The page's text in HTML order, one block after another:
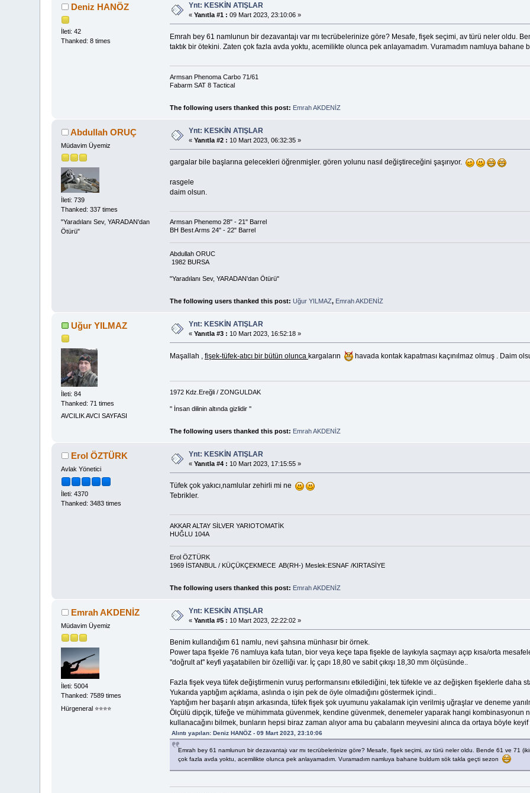
Deniz HANÖZ
İleti: 42
Thanked: 8 times
Ynt: KESKİN ATIŞLAR
«Yanıtla #1 : 09 Mart 2023, 23:10:06 »
Emrah bey 61 namlunun bir dezavantajı var mı tecrübelerinize göre? Mesafe, fişek seçimi, av türü neler oldu.
taktık bir ötekini. Zaten çok fazla avda yoktu, acemilikte olunca pek anlayamadım. Vuramadım namluya bahane
Armsan Phenoma Carbo 71/61
Fabarm SAT 8 Tactical
The following users thanked this post: Emrah AKDENİZ
Abdullah ORUÇ
Müdavim Üyemiz
İleti: 739
Thanked: 337 times
"Yaradılanı Sev, YARADAN'dan
Ötürü"
Ynt: KESKİN ATIŞLAR
«Yanıtla #2 : 10 Mart 2023, 06:32:35 »
gargalar bile başlarına gelecekleri öğrenmişler. gören yolunu nasıl değiştireceğini şaşırıyor.
rasgele
daim olsun.
Armsan Phenemo 28" - 21" Barrel
BH Best Arms 24" - 22" Barrel
Abdullah ORUC
1982 BURSA
"Yaradılanı Sev, YARADAN'dan Ötürü"
The following users thanked this post: Uğur YILMAZ, Emrah AKDENİZ
Uğur YILMAZ
İleti: 84
Thanked: 71 times
AVCILIK AVCI SAYFASI
Ynt: KESKİN ATIŞLAR
«Yanıtla #3 : 10 Mart 2023, 16:52:18 »
Maşallah , fişek-tüfek-atıcı bir bütün olunca kargaların havada kontak kapatması kaçınılmaz olmuş . Daim
1972 Kdz.Ereğli / ZONGULDAK
'' İnsan dilinin altında gizlidir ''
The following users thanked this post: Emrah AKDENİZ
Erol ÖZTÜRK
Avlak Yönetici
İleti: 4370
Thanked: 3483 times
Ynt: KESKİN ATIŞLAR
«Yanıtla #4 : 10 Mart 2023, 17:15:55 »
Tüfek çok yakıcı,namlular zehirli mi ne
Tebrikler.
AKKAR ALTAY SİLVER YARIOTOMATİK
HUĞLU 104A
Erol ÖZTÜRK
1969 İSTANBUL / KÜÇÜKÇEKMECE AB(RH-) Meslek:ESNAF /KIRTASİYE
The following users thanked this post: Emrah AKDENİZ
Emrah AKDENİZ
Müdavim Üyemiz
İleti: 5004
Thanked: 7589 times
Hürgeneral ⭐️⭐️⭐️⭐️
Ynt: KESKİN ATIŞLAR
«Yanıtla #5 : 10 Mart 2023, 22:22:02 »
Benim kullandığım 61 namlu, nevi şahsına münhasır bir örnek.
Power tapa fişekle 76 namluya kafa tutan, bior veya keçe tapa fişekle de layıkıyla saçmayı açıp kısa/orta
''doğrult at'' keyfi yaşatabilen bir özelliği var. İç çapı 18,80 ve sabit çıkışı 18,30 mm ölçüsünde..
Fazla fişek veya tüfek değiştirmenin vuruş performansını etkilediğini, tek tüfekle ve az değişken fişeklerle daha
Yukarıda yaptığım açıklama, aslında o işin pek de öyle olmadığını göstermek içindi..
Yaptığım her başarılı atışın arkasında, tüfek fişek şok uyumunu yakalamak için verilmiş uğraşlar ve deneme
Ölçülü dipçik, tüfeğe ve mühimmata güvenmek, kendine güvenmek, denemeler yaparak hangi kombinasyonun
kullanacağını bilmek, bunların hepsi biraz zaman alıyor ama bu çabaların meyvesini alınca da ortaya böyle keyif
Alıntı yapılan: Deniz HANÖZ - 09 Mart 2023, 23:10:06
Emrah bey 61 namlunun bir dezavantajı var mı tecrübelerinize göre? Mesafe, fişek seçimi, av türü neler oldu. Bende 61 ve 71
çok fazla avda yoktu, acemilikte olunca pek anlayamadım. Vuramadım namluya bahane buldum sök takla geçti sezon